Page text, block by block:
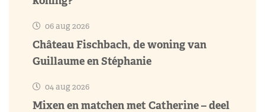
06 aug 2026
Château Fischbach, de woning van
Guillaume en Stéphanie
04 aug 2026
Mixen en matchen met Catherine – deel